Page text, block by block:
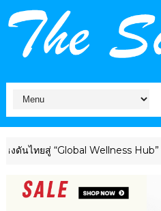
“Global Wellness Hub” ร่วมเวที